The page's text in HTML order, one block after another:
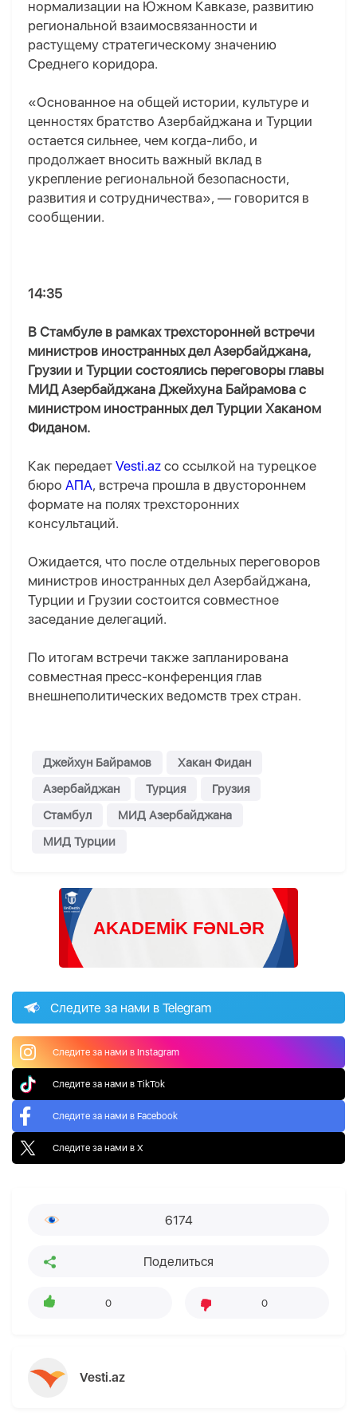
нормализации на Южном Кавказе, развитию
региональной взаимосвязанности и
растущему стратегическому значению
Среднего коридора.
«Основанное на общей истории, культуре и
ценностях братство Азербайджана и Турции
остается сильнее, чем когда-либо, и
продолжает вносить важный вклад в
укрепление региональной безопасности,
развития и сотрудничества», — говорится в
сообщении.
14:35
В Стамбуле в рамках трехсторонней встречи
министров иностранных дел Азербайджана,
Грузии и Турции состоялись переговоры главы
МИД Азербайджана Джейхуна Байрамова с
министром иностранных дел Турции Хаканом
Фиданом.
Как передает Vesti.az со ссылкой на турецкое
бюро АПА, встреча прошла в двустороннем
формате на полях трехсторонних
консультаций.
Ожидается, что после отдельных переговоров
министров иностранных дел Азербайджана,
Турции и Грузии состоится совместное
заседание делегаций.
По итогам встречи также запланирована
совместная пресс-конференция глав
внешнеполитических ведомств трех стран.
Джейхун Байрамов
Хакан Фидан
Азербайджан
Турция
Грузия
Стамбул
МИД Азербайджана
МИД Турции
Следите за нами в Telegram
Следите за нами в Instagram
Следите за нами в TikTok
Следите за нами в Facebook
Следите за нами в X
6174
Поделиться
0 0
Vesti.az